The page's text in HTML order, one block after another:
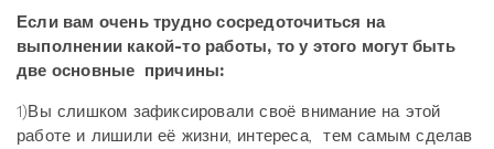
Если вам очень трудно сосредоточиться на
выполнении какой-то работы, то у этого могут быть
две основные причины:
1)Вы слишком зафиксировали своё внимание на этой
работе и лишили её жизни, интереса, тем самым сделав